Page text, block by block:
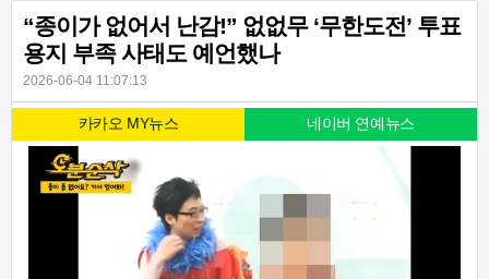
“종이가 없어서 난감!” 없없무 ‘무한도전’ 투표
용지 부족 사태도 예언했나
2026-06-04 11:07:13
카카오 MY뉴스 네이버 연예뉴스